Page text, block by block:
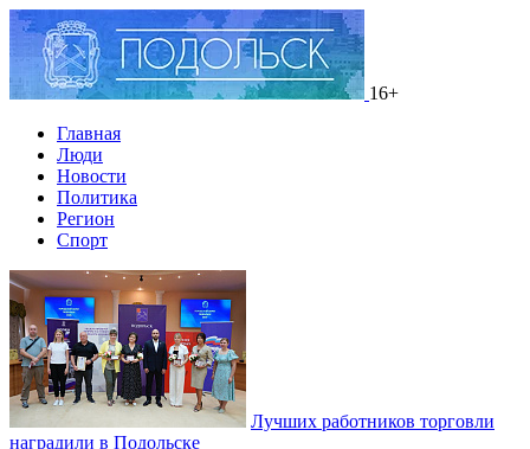
16+
Главная
Люди
Новости
Политика
Регион
Спорт
Лучших работников торговли
наградили в Подольске